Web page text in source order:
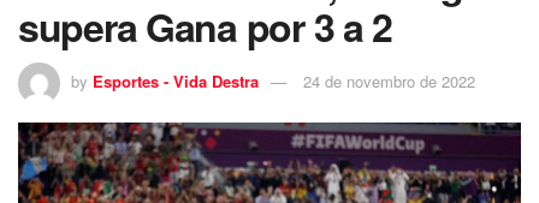
supera Gana por 3 a 2
by Esportes - Vida Destra 24 de novembro de 2022